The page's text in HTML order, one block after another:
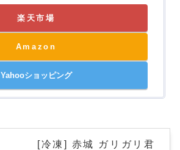
楽天市場
Amazon
Yahooショッピング
[冷凍] 赤城 ガリガリ君